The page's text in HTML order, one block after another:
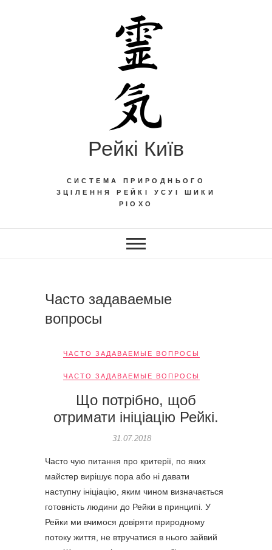
Рейкі Київ
СИСТЕМА ПРИРОДНЬОГО
ЗЦІЛЕННЯ РЕЙКІ УСУІ ШИКИ
РІОХО
Часто задаваемые
вопросы
ЧАСТО ЗАДАВАЕМЫЕ ВОПРОСЫ
ЧАСТО ЗАДАВАЕМЫЕ ВОПРОСЫ
Що потрібно, щоб
отримати ініціацію Рейкі.
31.07.2018
Часто чую питання про критерії, по яких
майстер вирішує пора або ні давати
наступну ініціацію, яким чином визначається
готовність людини до Рейки в принципі. У
Рейки ми вчимося довіряти природному
потоку життя, не втручатися в нього зайвий